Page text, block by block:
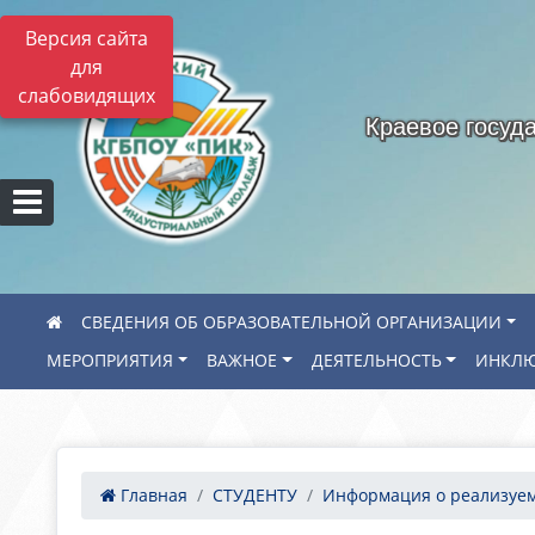
Версия сайта
для
слабовидящих
Краевое
СВЕДЕНИЯ ОБ ОБРАЗОВАТЕЛЬНОЙ ОРГАНИЗАЦИИ
МЕРОПРИЯТИЯ
ВАЖНОЕ ДЕЯТЕЛЬНОСТЬ
Главная СТУДЕНТУ Информация о